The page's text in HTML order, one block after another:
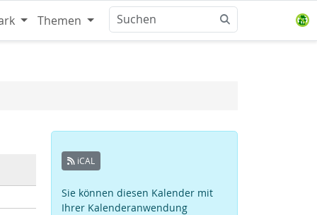
Themen
iCAL
Sie können diesen Kalender mit
Ihrer Kalenderanwendung